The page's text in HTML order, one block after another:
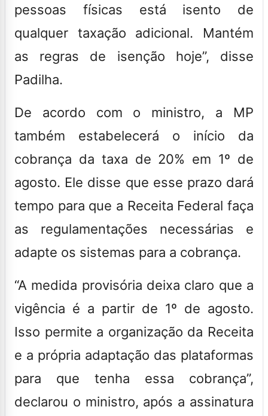
pessoas físicas está isento de
qualquer taxação adicional. Mantém
as regras de isenção hoje”, disse
Padilha.
De acordo com o ministro, a MP
também estabelecerá o início da
cobrança da taxa de 20% em 1º de
agosto. Ele disse que esse prazo dará
tempo para que a Receita Federal faça
as regulamentações necessárias e
adapte os sistemas para a cobrança.
“A medida provisória deixa claro que a
vigência é a partir de 1º de agosto.
Isso permite a organização da Receita
e a própria adaptação das plataformas
para que tenha essa cobrança”,
declarou o ministro, após a assinatura